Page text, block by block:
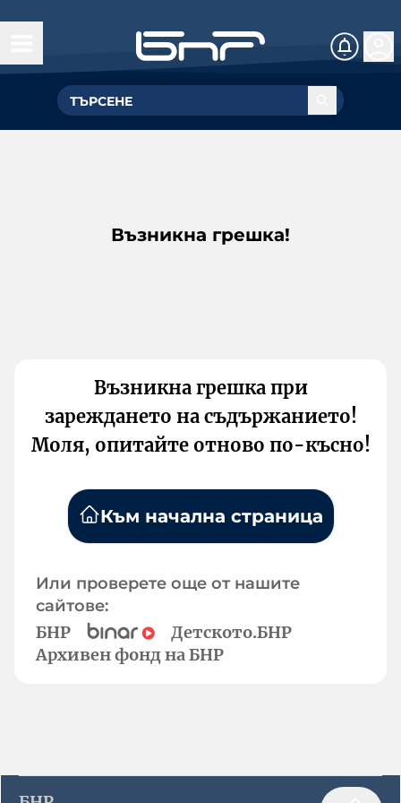
Възникна грешка!
Възникна грешка при
зареждането на съдържанието!
Моля, опитайте отново по-късно!
Към начална страница
Или проверете още от нашите
сайтове:
БНР
Детското.БНР
Архивен фонд на БНР